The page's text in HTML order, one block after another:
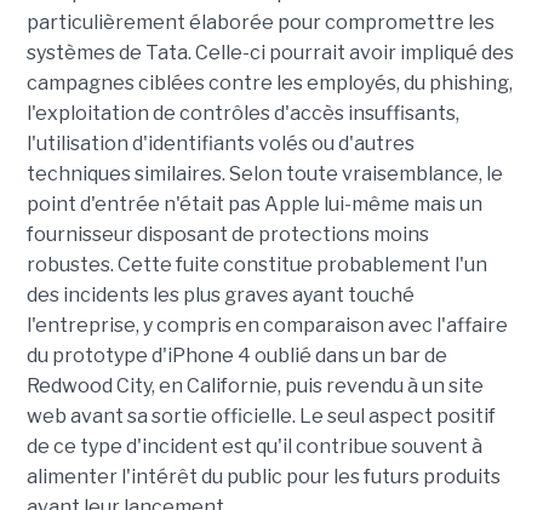
particulièrement élaborée pour compromettre les
systèmes de Tata. Celle-ci pourrait avoir impliqué des
campagnes ciblées contre les employés, du phishing,
l'exploitation de contrôles d'accès insuffisants,
l'utilisation d'identifiants volés ou d'autres
techniques similaires. Selon toute vraisemblance, le
point d'entrée n'était pas Apple lui-même mais un
fournisseur disposant de protections moins
robustes. Cette fuite constitue probablement l'un
des incidents les plus graves ayant touché
l'entreprise, y compris en comparaison avec l'affaire
du prototype d'iPhone 4 oublié dans un bar de
Redwood City, en Californie, puis revendu à un site
web avant sa sortie officielle. Le seul aspect positif
de ce type d'incident est qu'il contribue souvent à
alimenter l'intérêt du public pour les futurs produits